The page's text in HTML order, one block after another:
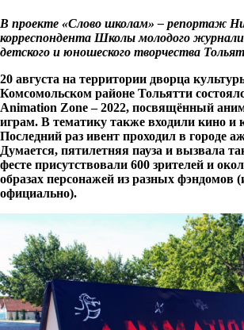
В проекте «Слово школам» – репортаж
корреспондента Школы молодого
детского и юношеского творчества
20 августа на территории дворца
Комсомольском районе Тольятти
Animation Zone – 2022, посвящённый
играм. В тематику также входили кино и
Последний раз ивент проходил в городе
Думается, пятилетняя пауза и вызвала
фесте присутствовали 600 зрителей и
образах персонажей из разных фэндомов
официально).